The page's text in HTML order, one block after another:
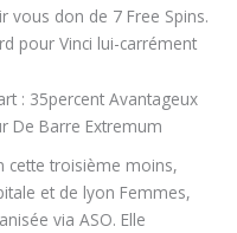
vous don de 7 Free Spins.
pour Vinci lui-carrément
: 35percent Avantageux
De Barre Extremum
cette troisième moins,
et de lyon Femmes,
via ASO. Elle